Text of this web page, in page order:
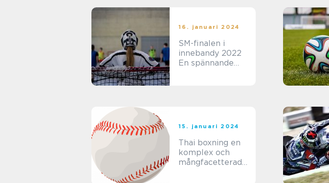
16. januari 2024
SM-finalen i
innebandy 2022
En spännande
15. januari 2024
Thai boxning en
komplex och
mångfacetterad